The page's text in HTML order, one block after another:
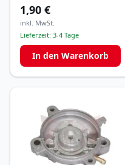
1,90 €
inkl. MwSt.
Lieferzeit: 3-4 Tage
In den Warenkorb